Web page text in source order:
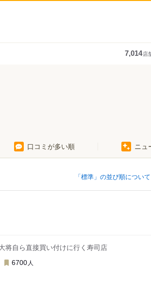
7,014店
口コミが多い順 ニュ
「標準」の並び順について
将自ら直接買い付けに行く寿司店
6700 人